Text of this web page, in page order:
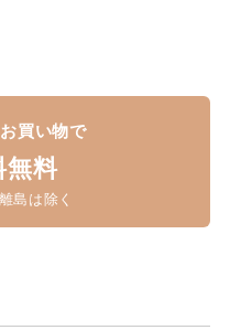
買い物で
無料
島は除く